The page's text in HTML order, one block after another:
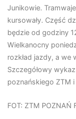
Junikowie.
kursowały. Część
będzie od godziny
Wielkanocny
rozkład jazdy, a we
Szczegółowy
poznańskiego ZTM i
FOT: ZTM POZNAŃ